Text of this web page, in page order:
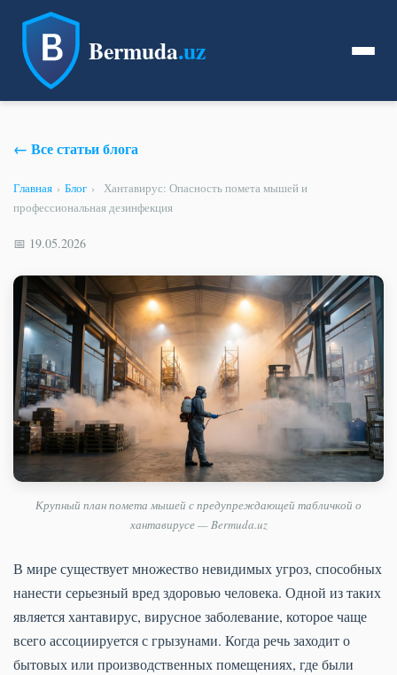
Bermuda.uz
← Все статьи блога
Главная › Блог ›
Хантавирус: Опасность помета мышей и
профессиональная дезинфекция
📅 19.05.2026
Крупный план помета мышей с предупреждающей табличкой о
хантавирусе — Bermuda.uz
В мире существует множество невидимых угроз, способных
нанести серьезный вред здоровью человека. Одной из таких
является хантавирус, вирусное заболевание, которое чаще
всего ассоциируется с грызунами. Когда речь заходит о
бытовых или производственных помещениях, где были